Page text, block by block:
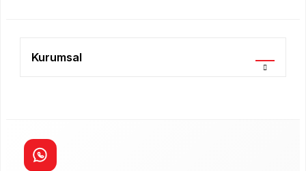
Kurumsal